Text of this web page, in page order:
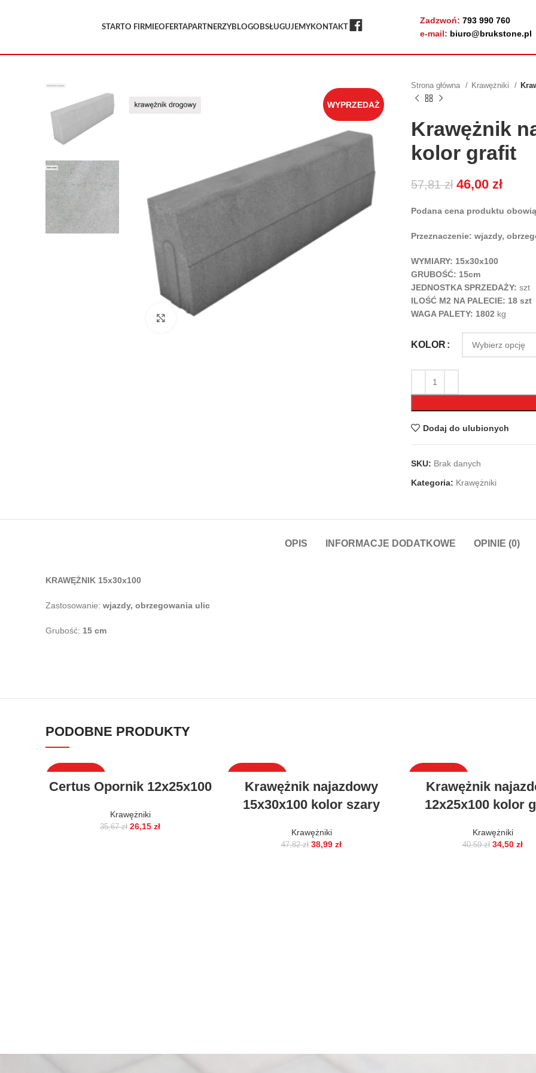
STARTO FIRMIEOFERTAPARTNERZYBLOGOBSŁUGUJEMYKONTAKT
Zadzwoń: 793 990 760
e-mail: biuro@brukstone.pl
WYPRZEDAŻ
Kliknij, aby powiększyć
Strona główna Krawężniki
Krawężnik
kolor grafit
57,81zł 46,00 zł
Podana cena produktu
Przeznaczenie: wjazdy,
WYMIARY: 15x30x100
GRUBOŚĆ: 15cm
JEDNOSTKA SPRZEDAŻY: szt
ILOŚĆ M2 NA PALECIE: 18 szt
WAGA PALETY: 1802 kg
KOLOR
Dodaj do ulubionych
SKU: Brak danych
Kategoria: Krawężniki
OPIS INFORMACJE DODATKOWE OPINIE (0)
KRAWĘŻNIK 15x30x100
Zastosowanie: wjazdy, obrzegowania ulic
Grubość: 15 cm
PODOBNE PRODUKTY
Certus Opornik 12x25x100
Krawężniki
35,67zł 26,15 zł
Krawężnik najazdowy
15x30x100 kolor szary
Krawężniki
47,82zł 38,99 zł
Krawężnik
12x25x100 kolor
Krawężniki
40,59zł 34,50 zł